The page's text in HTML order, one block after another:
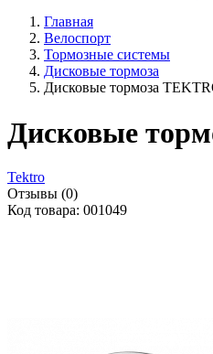
Главная
Велоспорт
Тормозные системы
Дисковые тормоза
Дисковые тормоза
Дисковые
Tektro
Отзывы (0)
Код товара: 001049